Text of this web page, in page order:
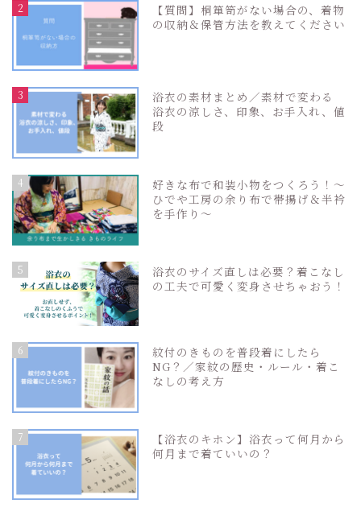
2
【質問】桐箪笥がない場合の、着物
の収納＆保管方法を教えてください
3
浴衣の素材まとめ／素材で変わる
浴衣の涼しさ、印象、お手入れ、値
段
4
好きな布で和装小物をつくろう！〜
ひでや工房の余り布で帯揚げ＆半衿
を手作り〜
5
浴衣のサイズ直しは必要？着こなし
の工夫で可愛く変身させちゃおう！
6
紋付のきものを普段着にしたら
NG？／家紋の歴史・ルール・着こ
なしの考え方
7
【浴衣のキホン】浴衣って何月から
何月まで着ていいの？